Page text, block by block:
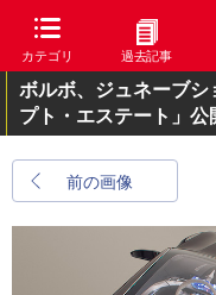
カテゴリ 過去記事
ボルボ、ジュネーブ
プト・エステート」公
前の画像